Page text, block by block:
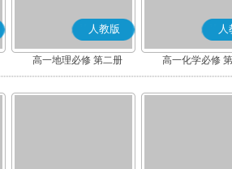
人教版
高一地理必修 第二册
人
高一化学必修